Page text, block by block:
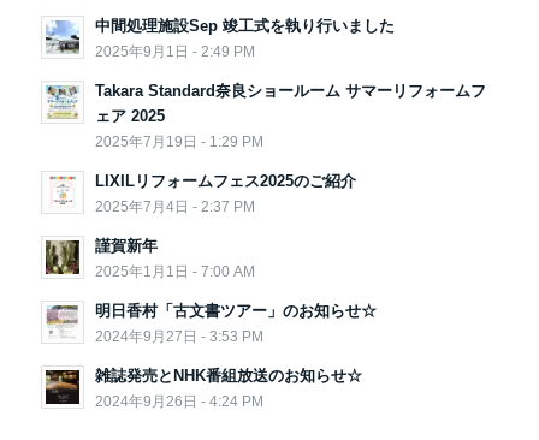
中間処理施設Sep 竣工式を執り行いました
2025年9月1日 - 2:49 PM
Takara Standard奈良ショールーム サマーリフォームフ
ェア 2025
2025年7月19日 - 1:29 PM
LIXILリフォームフェス2025のご紹介
2025年7月4日 - 2:37 PM
謹賀新年
2025年1月1日 - 7:00 AM
明日香村「古文書ツアー」のお知らせ☆
2024年9月27日 - 3:53 PM
雑誌発売とNHK番組放送のお知らせ☆
2024年9月26日 - 4:24 PM